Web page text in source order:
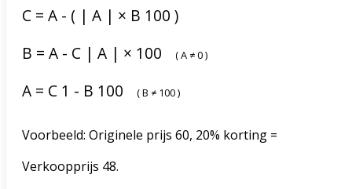
C = A - ( | A | × B 100 )
B = A - C | A | × 100 (A ≠0)
A = C 1 - B 100 (B ≠ 100)
Voorbeeld: Originele prijs 60, 20% korting =
Verkoopprijs 48.